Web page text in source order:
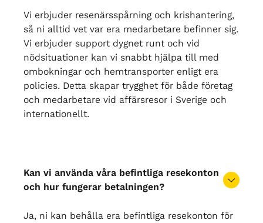
Vi erbjuder resenärsspårning och krishantering,
så ni alltid vet var era medarbetare befinner sig.
Vi erbjuder support dygnet runt och vid
nödsituationer kan vi snabbt hjälpa till med
ombokningar och hemtransporter enligt era
policies. Detta skapar trygghet för både företag
och medarbetare vid affärsresor i Sverige och
internationellt.
Kan vi använda våra befintliga resekonton
och hur fungerar betalningen?
Ja, ni kan behålla era befintliga resekonton för